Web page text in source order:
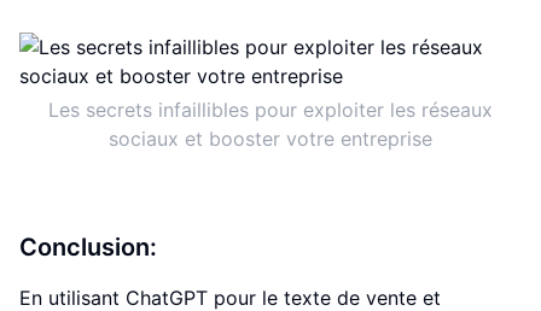
Les secrets infaillibles pour exploiter les réseaux
sociaux et booster votre entreprise
Conclusion:
En utilisant ChatGPT pour le texte de vente et